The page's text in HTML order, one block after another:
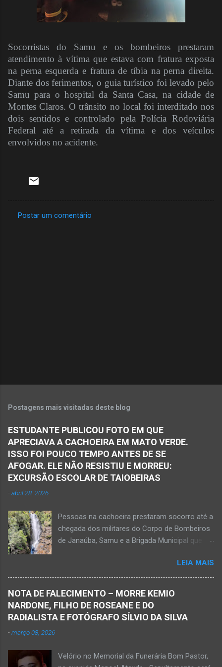
Socorristas do Samu e os bombeiros prestaram
atendimento à vítima que estava com fratura exposta
na perna esquerda e fratura de tíbia na perna direita.
Diante dos ferimentos, o guia turístico foi levado pelo
Samu para o hospital da Santa Casa, na cidade de
Montes Claros. O trânsito no local foi interditado nos
dois sentidos e controlado pela Polícia Rodoviária
Federal até a retirada da vítima e dos veículos
envolvidos no acidente.
Postar um comentário
Postagens mais visitadas deste blog
ESTUDANTE PUBLICOU FOTO EM QUE
APRECIAVA A CACHOEIRA EM MATO VERDE.
ISSO FOI POUCO TEMPO ANTES DE SE
AFOGAR. ELE NÃO RESISTIU E MORREU:
EXCURSÃO ESCOLAR DE TAIOBEIRAS
-abril 28, 2026
Pessoas na cachoeira prestaram socorro até a
chegada dos militares do Corpo de Bombeiros
de Janaúba, Samu e a Brigada Municipal que
resistiu e foi a óbito Foto álbum pessoal Kauan
Pereira Alves publicou em sua rede social a
foto em que apreciava a Cachoeira Maria Rosa,
em Mato Verde, pouco tempo antes de se
afogar e depois vir a óbito nesta terça-feira, dia
socorrem estudante que se afogou em
LEIA MAIS
NOTA DE FALECIMENTO – MORRE KEMIO
NARDONE, FILHO DE ROSEANE E DO
RADIALISTA E FOTÓGRAFO SÍLVIO DA SILVA
-março 08, 2026
Velório no Memorial da Funerária Bom Pastor,